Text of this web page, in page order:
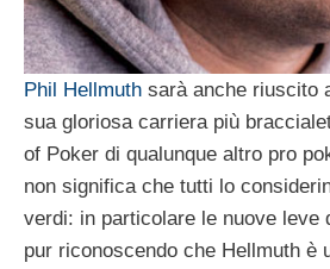
Phil Hellmuth sarà anche riuscito
sua gloriosa carriera più
of Poker di qualunque altro pro
non significa che tutti lo
verdi: in particolare le nuove leve
pur riconoscendo che Hellmuth è